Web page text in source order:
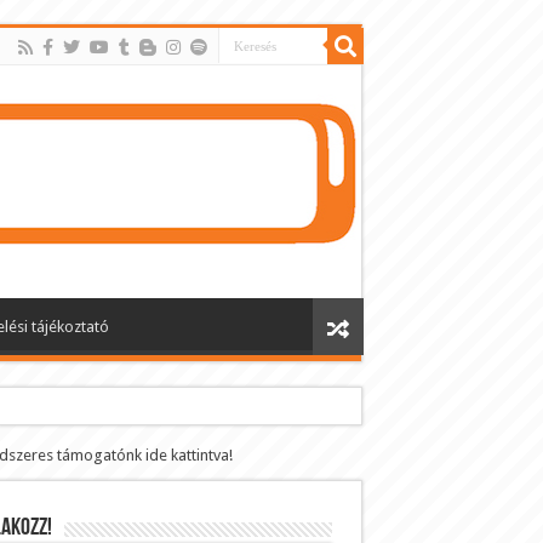
tájékoztató
támogatónk ide kattintva!